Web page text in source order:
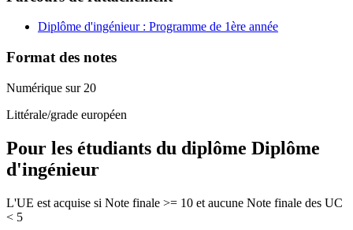
Diplôme d'ingénieur : Programme de 1ère année
Format des notes
Numérique sur 20
Littérale/grade européen
Pour les étudiants du diplôme Diplôme
d'ingénieur
L'UE est acquise si Note finale >= 10 et aucune Note finale des UC
< 5